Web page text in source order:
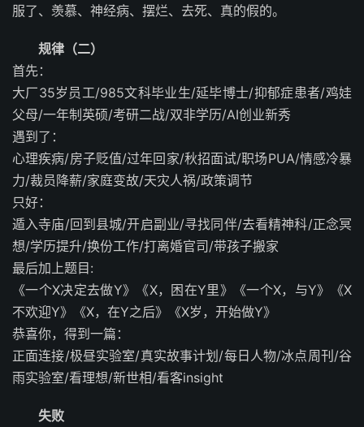
服了、羡慕、神经病、摆烂、去死、真的假的。
规律（二）
首先：
大厂35岁员工/985文科毕业生/延毕博士/抑郁症患者/鸡娃
父母/一年制英硕/考研二战/双非学历/AI创业新秀
遇到了：
心理疾病/房子贬值/过年回家/秋招面试/职场PUA/情感冷暴
力/裁员降薪/家庭变故/天灾人祸/政策调节
只好：
遁入寺庙/回到县城/开启副业/寻找同伴/去看精神科/正念冥
想/学历提升/换份工作/打离婚官司/带孩子搬家
最后加上题目:
《一个X决定去做Y》《X，困在Y里》《一个X，与Y》《X
不欢迎Y》《X，在Y之后》《X岁，开始做Y》
恭喜你，得到一篇：
正面连接/极昼实验室/真实故事计划/每日人物/冰点周刊/谷
雨实验室/看理想/新世相/看客insight
失败